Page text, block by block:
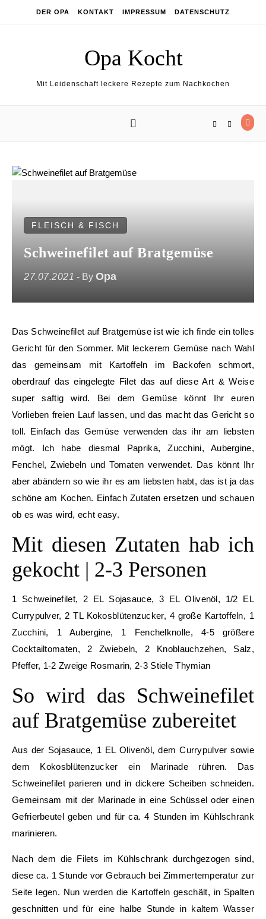
DER OPA KONTAKT IMPRESSUM DATENSCHUTZ
Opa Kocht
Mit Leidenschaft leckere Rezepte zum Nachkochen
FLEISCH & FISCH
Schweinefilet auf Bratgemüse
27.07.2021 - By Opa
Das Schweinefilet auf Bratgemüse ist wie ich finde ein tolles
Gericht für den Sommer. Mit leckerem Gemüse nach Wahl
das gemeinsam mit Kartoffeln im Backofen schmort,
oberdrauf das eingelegte Filet das auf diese Art & Weise
super saftig wird. Bei dem Gemüse könnt Ihr euren
Vorlieben freien Lauf lassen, und das macht das Gericht so
toll. Einfach das Gemüse verwenden das ihr am liebsten
mögt. Ich habe diesmal Paprika, Zucchini, Aubergine,
Fenchel, Zwiebeln und Tomaten verwendet. Das könnt Ihr
aber abändern so wie ihr es am liebsten habt, das ist ja das
schöne am Kochen. Einfach Zutaten ersetzen und schauen
ob es was wird, echt easy.
Mit diesen Zutaten hab ich
gekocht | 2-3 Personen
1 Schweinefilet, 2 EL Sojasauce, 3 EL Olivenöl, 1/2 EL
Currypulver, 2 TL Kokosblütenzucker, 4 große Kartoffeln, 1
Zucchini, 1 Aubergine, 1 Fenchelknolle, 4-5 größere
Cocktailtomaten, 2 Zwiebeln, 2 Knoblauchzehen, Salz,
Pfeffer, 1-2 Zweige Rosmarin, 2-3 Stiele Thymian
So wird das Schweinefilet
auf Bratgemüse zubereitet
Aus der Sojasauce, 1 EL Olivenöl, dem Currypulver sowie
dem Kokosblütenzucker ein Marinade rühren. Das
Schweinefilet parieren und in dickere Scheiben schneiden.
Gemeinsam mit der Marinade in eine Schüssel oder einen
Gefrierbeutel geben und für ca. 4 Stunden im Kühlschrank
marinieren.
Nach dem die Filets im Kühlschrank durchgezogen sind,
diese ca. 1 Stunde vor Gebrauch bei Zimmertemperatur zur
Seite legen. Nun werden die Kartoffeln geschält, in Spalten
geschnitten und für eine halbe Stunde in kaltem Wasser